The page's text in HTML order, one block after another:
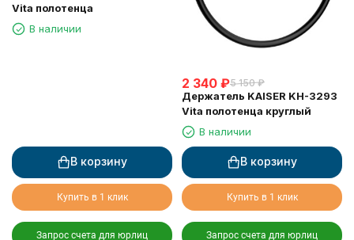
Vita полотенца
В наличии
В корзину
Купить в 1 клик
Запрос счета для юрлиц
2 340 ₽5 150 ₽
Держатель KAISER KH-3293
Vita полотенца круглый
В наличии
В корзину
Купить в 1 клик
Запрос счета для юрлиц